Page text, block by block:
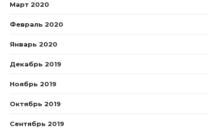
Март 2020
Февраль 2020
Январь 2020
Декабрь 2019
Ноябрь 2019
Октябрь 2019
Сентябрь 2019